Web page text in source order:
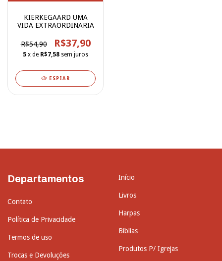
KIERKEGAARD UMA
VIDA EXTRAORDINARIA
R$54,90 R$37,90
5 x de R$7,58 sem juros
ESPIAR
Departamentos
Contato
Política de Privacidade
Termos de uso
Trocas e Devoluções
Início
Livros
Harpas
Bíblias
Produtos P/ Igrejas